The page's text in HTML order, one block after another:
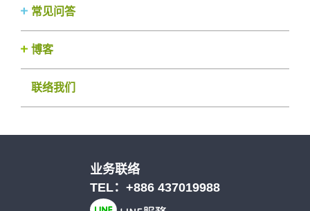
常见问答
博客
联络我们
业务联络
TEL： +886 437019988